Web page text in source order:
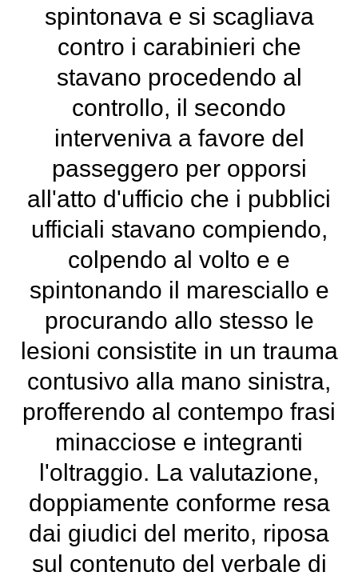
spintonava e si scagliava
contro i carabinieri che
stavano procedendo al
controllo, il secondo
interveniva a favore del
passeggero per opporsi
all'atto d'ufficio che i pubblici
ufficiali stavano compiendo,
colpendo al volto e e
spintonando il maresciallo e
procurando allo stesso le
lesioni consistite in un trauma
contusivo alla mano sinistra,
profferendo al contempo frasi
minacciose e integranti
l'oltraggio. La valutazione,
doppiamente conforme resa
dai giudici del merito, riposa
sul contenuto del verbale di